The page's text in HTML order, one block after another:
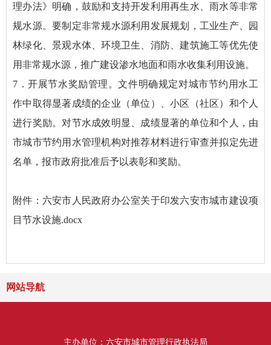
理办法》明确，鼓励和支持开发利用再生水、雨水等非常
规水源。要制定非常规水源利用发展规划，工业生产、园
林绿化、景观水体、环境卫生、消防、建筑施工等优先使
用非常规水源，推广建设渗水地面和雨水收集利用设施。
7．开展节水奖励管理。文件明确规定对城市节约用水工
作中取得显著成绩的企业（单位）、小区（社区）和个人
进行奖励。对节水成效明显、成绩显著的单位和个人，由
市城市节约用水管理机构对推荐材料进行审查并拟定先进
名单，报市政府批准后予以表彰和奖励。
附件：六安市人民政府办公室关于印发六安市城市建设项
目节水设施.docx
网站导航
主办单位：六安市城市管理行政执法局